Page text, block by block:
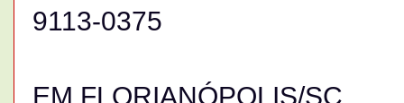
9113-0375
EM FLORIANÓPOLIS/SC